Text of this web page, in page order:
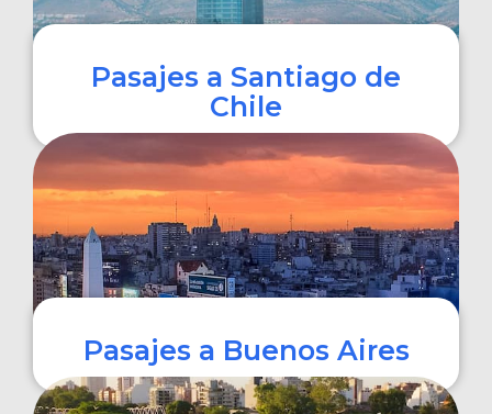
Pasajes a Santiago de
Chile
Pasajes a Buenos Aires